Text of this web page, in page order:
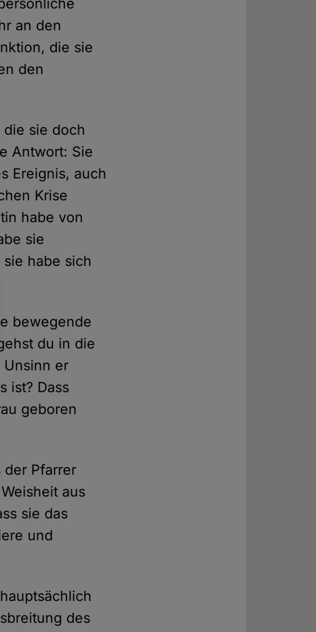
an den
die sie
den
sie doch
Antwort: Sie
Ereignis, auch
Krise
habe von
sie
habe sich
bewegende
du in die
er
ist? Dass
geboren
der Pfarrer
aus
sie das
und
des